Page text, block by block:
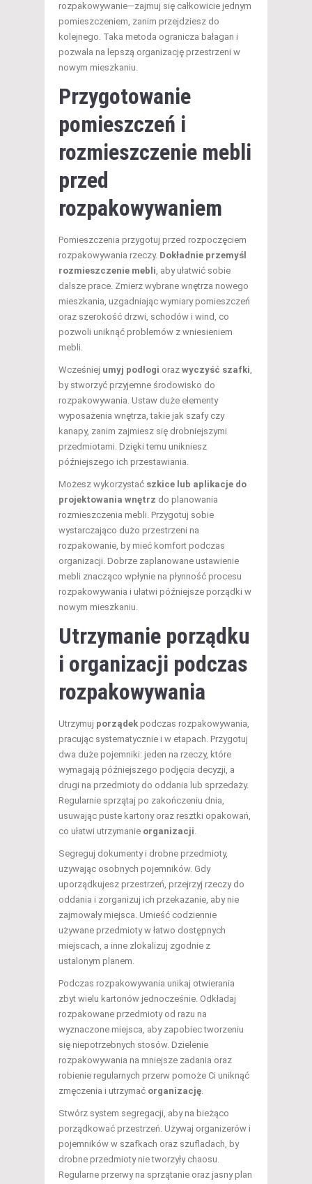
rozpakowywanie—zajmuj się całkowicie jednym
pomieszczeniem, zanim przejdziesz do
kolejnego. Taka metoda ogranicza bałagan i
pozwala na lepszą organizację przestrzeni w
nowym mieszkaniu.
Przygotowanie
pomieszczeń i
rozmieszczenie mebli
przed
rozpakowywaniem
Pomieszczenia przygotuj przed rozpoczęciem
rozpakowywania rzeczy. Dokładnie przemyśl
rozmieszczenie mebli, aby ułatwić sobie
dalsze prace. Zmierz wybrane wnętrza nowego
mieszkania, uzgadniając wymiary pomieszczeń
oraz szerokość drzwi, schodów i wind, co
pozwoli uniknąć problemów z wniesieniem
mebli.
Wcześniej umyj podłogi oraz wyczyść szafki,
by stworzyć przyjemne środowisko do
rozpakowywania. Ustaw duże elementy
wyposażenia wnętrza, takie jak szafy czy
kanapy, zanim zajmiesz się drobniejszymi
przedmiotami. Dzięki temu unikniesz
późniejszego ich przestawiania.
Możesz wykorzystać szkice lub aplikacje do
projektowania wnętrz do planowania
rozmieszczenia mebli. Przygotuj sobie
wystarczająco dużo przestrzeni na
rozpakowanie, by mieć komfort podczas
organizacji. Dobrze zaplanowane ustawienie
mebli znacząco wpłynie na płynność procesu
rozpakowywania i ułatwi późniejsze porządki w
nowym mieszkaniu.
Utrzymanie porządku
i organizacji podczas
rozpakowywania
Utrzymuj porządek podczas rozpakowywania,
pracując systematycznie i w etapach. Przygotuj
dwa duże pojemniki: jeden na rzeczy, które
wymagają późniejszego podjęcia decyzji, a
drugi na przedmioty do oddania lub sprzedaży.
Regularnie sprzątaj po zakończeniu dnia,
usuwając puste kartony oraz resztki opakowań,
co ułatwi utrzymanie organizacji.
Segreguj dokumenty i drobne przedmioty,
używając osobnych pojemników. Gdy
uporządkujesz przestrzeń, przejrzyj rzeczy do
oddania i zorganizuj ich przekazanie, aby nie
zajmowały miejsca. Umieść codziennie
używane przedmioty w łatwo dostępnych
miejscach, a inne zlokalizuj zgodnie z
ustalonym planem.
Podczas rozpakowywania unikaj otwierania
zbyt wielu kartonów jednocześnie. Odkładaj
rozpakowane przedmioty od razu na
wyznaczone miejsca, aby zapobiec tworzeniu
się niepotrzebnych stosów. Dzielenie
rozpakowywania na mniejsze zadania oraz
robienie regularnych przerw pomoże Ci uniknąć
zmęczenia i utrzymać organizację.
Stwórz system segregacji, aby na bieżąco
porządkować przestrzeń. Używaj organizerów i
pojemników w szafkach oraz szufladach, by
drobne przedmioty nie tworzyły chaosu.
Regularne przerwy na sprzątanie oraz jasny plan